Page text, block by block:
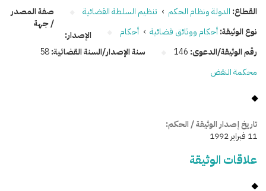
القطاع: الدولة ونظام الحكم › تنظيم السلطة القضائية
نوع الوثيقة:أحكام ووثائق قضائية › أحكام
رقم الوثيقة/الدعوى: 146 سنة الإصدار/السنة القضائية:58
صفة المصدر
/ جهة
الإصدار:
محكمة النقض
تاريخ إصدار الوثيقة / الحكم:
11 فبراير 1992
علاقات الوثيقة